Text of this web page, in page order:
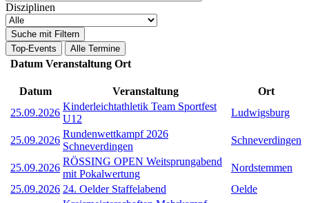
Disziplinen
Suche mit Filtern
Top-Events
Alle Termine
Datum Veranstaltung Ort
Datum Veranstaltung
Ort
25.09.2026
Kinderleichtathletik Team Sportfest
U12
Ludwigsburg
25.09.2026
Rundenwettkampf 2026
Schneverdingen
Schneverdingen
25.09.2026
RÖSSING OPEN Weitsprungabend
mit Pokalwertung
Nordstemmen
25.09.2026 24. Oelder Staffelabend
Oelde